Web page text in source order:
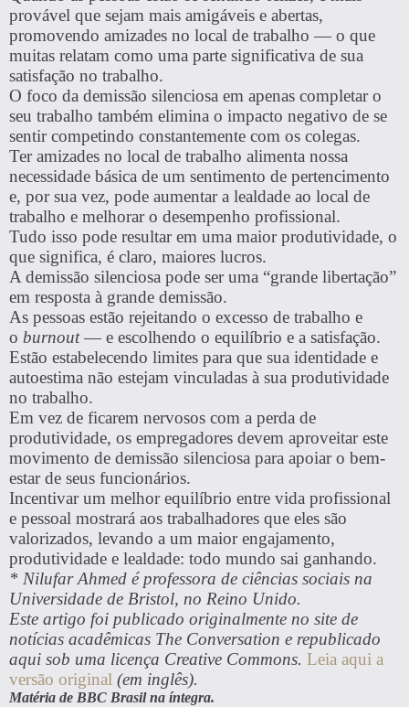
provável que sejam mais amigáveis ​​e abertas,
promovendo amizades no local de trabalho — o que
muitas relatam como uma parte significativa de sua
satisfação no trabalho.
O foco da demissão silenciosa em apenas completar o
seu trabalho também elimina o impacto negativo de se
sentir competindo constantemente com os colegas.
Ter amizades no local de trabalho alimenta nossa
necessidade básica de um sentimento de pertencimento
e, por sua vez, pode aumentar a lealdade ao local de
trabalho e melhorar o desempenho profissional.
Tudo isso pode resultar em uma maior produtividade, o
que significa, é claro, maiores lucros.
A demissão silenciosa pode ser uma “grande libertação”
em resposta à grande demissão.
As pessoas estão rejeitando o excesso de trabalho e
o burnout— e escolhendo o equilíbrio e a satisfação.
Estão estabelecendo limites para que sua identidade e
autoestima não estejam vinculadas à sua produtividade
no trabalho.
Em vez de ficarem nervosos com a perda de
produtividade, os empregadores devem aproveitar este
movimento de demissão silenciosa para apoiar o bem-
estar de seus funcionários.
Incentivar um melhor equilíbrio entre vida profissional
e pessoal mostrará aos trabalhadores que eles são
valorizados, levando a um maior engajamento,
produtividade e lealdade: todo mundo sai ganhando.
* Nilufar Ahmed é professora de ciências sociais na
Universidade de Bristol, no Reino Unido.
Este artigo foi publicado originalmente no site de
notícias acadêmicas The Conversation e republicado
aqui sob uma licença Creative Commons. Leia aqui a
versão original (em inglês).
Matéria de BBC Brasil na íntegra.